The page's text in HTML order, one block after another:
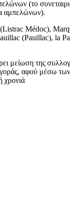
(το
αμπελώνων).
(Listrac Médoc),
(Pauillac), la
μείωση της
αφού μέσω των
χρονιά